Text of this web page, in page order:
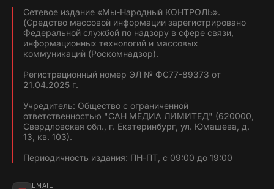
Сетевое издание «Мы-Народный КОНТРОЛЬ».
(Средство массовой информации зарегистрировано
Федеральной службой по надзору в сфере связи,
информационных технологий и массовых
коммуникаций (Роскомнадзор).
Регистрационный номер ЭЛ № ФС77-89373 от
21.04.2025 г.
Учредитель: Общество с ограниченной
ответственностью "САН МЕДИА ЛИМИТЕД" (620000,
Свердловская обл., г. Екатеринбург, ул. Юмашева, д.
13, кв. 103).
Периодичность издания: ПН-ПТ, с 09:00 до 19:00
EMAIL